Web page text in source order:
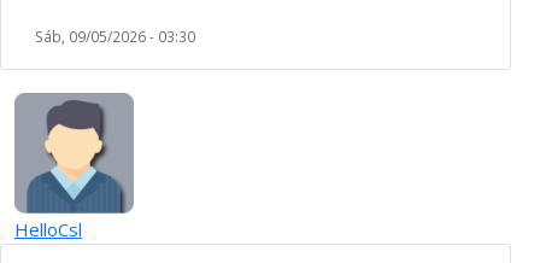
Sáb, 09/05/2026 - 03:30
HelloCsl